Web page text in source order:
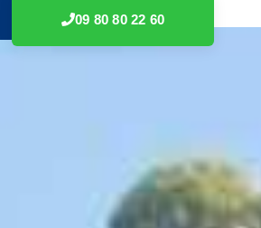
09 80 80 22 60